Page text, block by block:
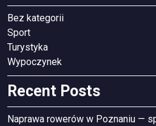
Bez kategorii
Sport
Turystyka
Wypoczynek
Recent Posts
Naprawa rowerów w Poznaniu —